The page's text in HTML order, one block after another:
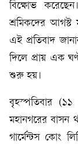
বিক্ষোভ
শ্রমিকদের আগস্ট
এই প্রতিবাদ
দিলে প্রায় এক
শুরু হয়।
বৃহস্পতিবার (১১
মহানগরের বাসন
গার্মেন্টস কোং